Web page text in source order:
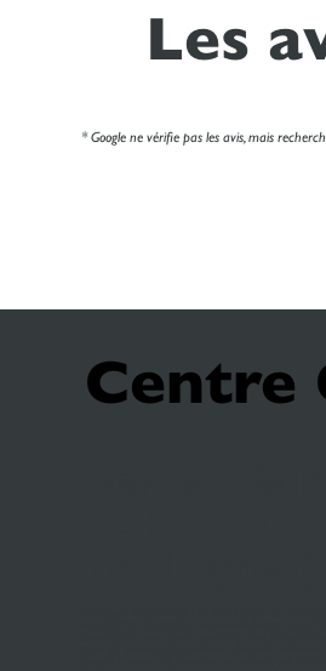
Les
* Google ne vérifie pas les avis, mais
Centre